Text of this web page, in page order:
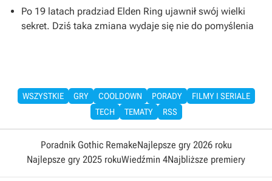
Po 19 latach pradziad Elden Ring ujawnił swój wielki
sekret. Dziś taka zmiana wydaje się nie do pomyślenia
WSZYSTKIE GRY COOLDOWN PORADY
FILMY I SERIALE
TECH
TEMATY RSS
Poradnik Gothic RemakeNajlepsze gry 2026 roku
Najlepsze gry 2025 rokuWiedźmin 4Najbliższe premiery